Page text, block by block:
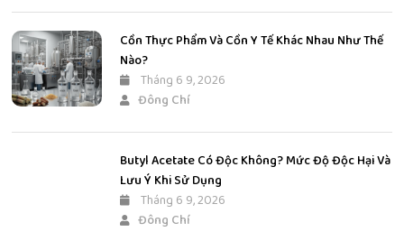
Cồn Thực Phẩm Và Cồn Y Tế Khác Nhau Như Thế
Nào?
Tháng 6 9, 2026
Đông Chí
Butyl Acetate Có Độc Không? Mức Độ Độc Hại Và
Lưu Ý Khi Sử Dụng
Tháng 6 9, 2026
Đông Chí